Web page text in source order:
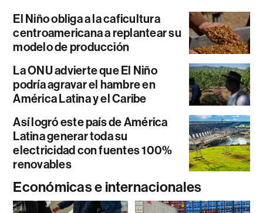
El Niño obliga a la caficultura
centroamericana a replantear su
modelo de producción
La ONU advierte que El Niño
podría agravar el hambre en
América Latina y el Caribe
Así logró este país de América
Latina generar toda su
electricidad con fuentes 100%
renovables
Económicas e internacionales